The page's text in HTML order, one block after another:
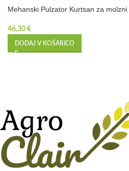
Mehanski Pulzator Kurtsan za molzni
46,30 €
DODAJ V KOŠARICO